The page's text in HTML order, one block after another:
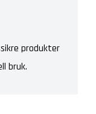
produkter
bruk.